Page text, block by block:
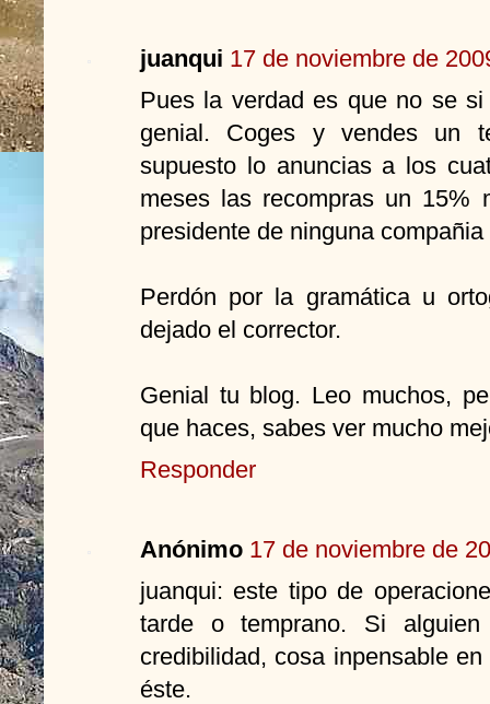
juanqui 17 de noviembre de
Pues la verdad es que no se
genial. Coges y vendes un
supuesto lo anuncias a los
meses las recompras un 15%
presidente de ninguna
Perdón por la gramática u
dejado el corrector.
Genial tu blog. Leo muchos,
que haces, sabes ver mucho
Responder
Anónimo 17 de noviembre de
juanqui: este tipo de
tarde o temprano. Si
credibilidad, cosa inpensable
éste.